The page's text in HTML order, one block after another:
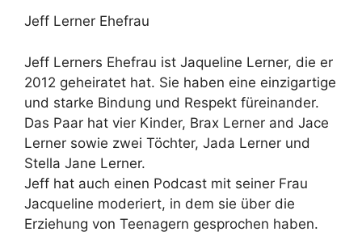
Jeff Lerner Ehefrau
Jeff Lerners Ehefrau ist Jaqueline Lerner, die er
2012 geheiratet hat. Sie haben eine einzigartige
und starke Bindung und Respekt füreinander.
Das Paar hat vier Kinder, Brax Lerner and Jace
Lerner sowie zwei Töchter, Jada Lerner und
Stella Jane Lerner.
Jeff hat auch einen Podcast mit seiner Frau
Jacqueline moderiert, in dem sie über die
Erziehung von Teenagern gesprochen haben.